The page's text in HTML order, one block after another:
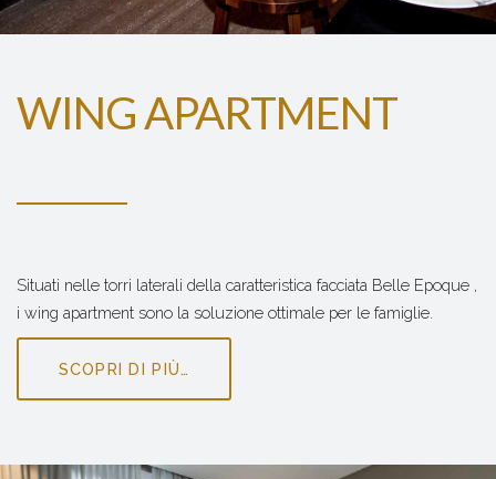
WING APARTMENT
Situati nelle torri laterali della caratteristica facciata Belle Epoque ,
i wing apartment sono la soluzione ottimale per le famiglie.
SCOPRI DI PIÙ…